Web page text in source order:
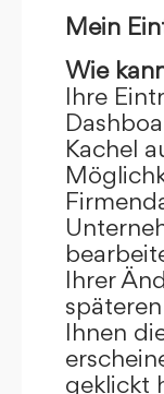
Mein
Wie
Ihre
Kachel
Ihrer
Ihnen
geklickt